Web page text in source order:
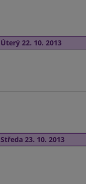
Úterý 22. 10. 2013
Středa 23. 10. 2013